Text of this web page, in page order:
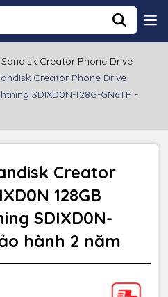
Sandisk Creator Phone Drive
Creator Phone Drive
SDIXD0N-128G-GN6TP -
Creator
128GB
SDIXD0N-
hành 2 năm